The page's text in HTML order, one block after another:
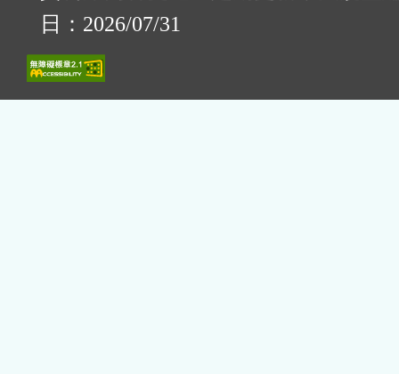
日：2026/07/31